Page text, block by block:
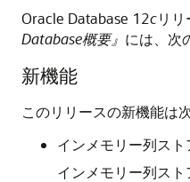
Oracle Database 12cリ
Database概要』 には、次
新機能
このリリースの新機能は
インメモリー列スト
インメモリー列ス